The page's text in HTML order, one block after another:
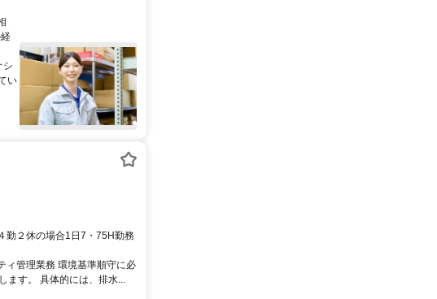
シ
い
勤２休の場合1日7・75H勤務
ィ管理業務 環境基準順守に必
ます。 具体的には、排水...